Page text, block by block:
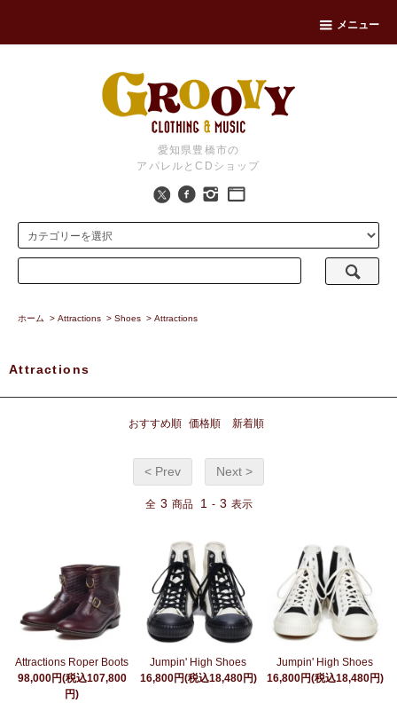
メニュー
愛知県豊橋市の
アパレルとCDショップ
ホーム > Attractions > Shoes > Attractions
Attractions
おすすめ順 価格順 新着順
< Prev Next >
全 3 商品 1 - 3 表示
Attractions Roper Boots
98,000円(税込107,800
円)
Jumpin' High Shoes
16,800円(税込18,480円)
Jumpin' High Shoes
16,800円(税込18,480円)